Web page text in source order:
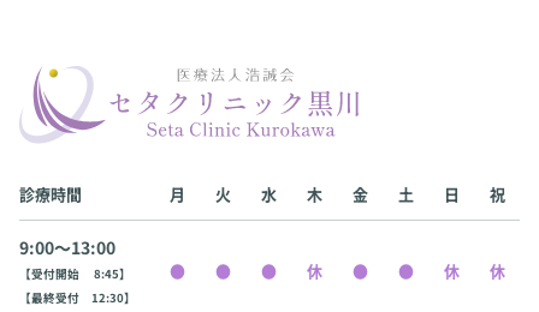
診療時間 月 火 水 木 金 土 日 祝
9:00〜13:00
【受付開始 8:45】
【最終受付 12:30】